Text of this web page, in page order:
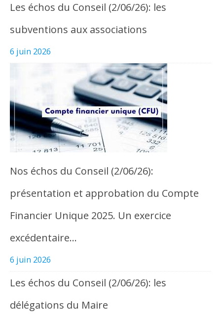
Les échos du Conseil (2/06/26): les
subventions aux associations
6 juin 2026
Nos échos du Conseil (2/06/26):
présentation et approbation du Compte
Financier Unique 2025. Un exercice
excédentaire…
6 juin 2026
Les échos du Conseil (2/06/26): les
délégations du Maire